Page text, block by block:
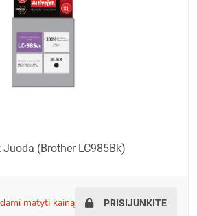
Juoda (Brother LC985Bk)
matyti kainą PRISIJUNKITE